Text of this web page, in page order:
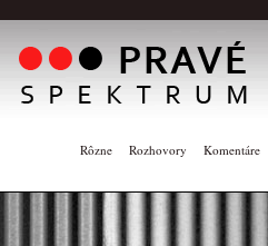
Rôzne Rozhovory Komentáre